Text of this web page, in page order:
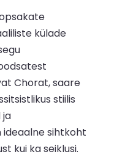
külade
Chorat, saare
stiilis
ja
ideaalne sihtkoht
kui ka seiklusi.